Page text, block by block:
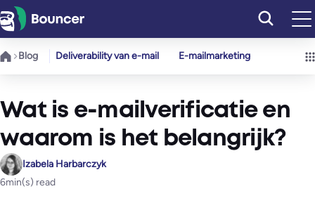
Ga
naar
de
Blog Deliverability van e-mail E-mailmarketing
Wat is e-mailverificatie en
waarom is het belangrijk?
Izabela Harbarczyk
6min(s) read